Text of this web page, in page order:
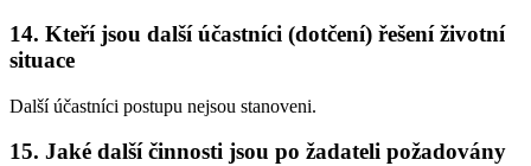
14. Kteří jsou další účastníci (dotčení) řešení životní
situace
Další účastníci postupu nejsou stanoveni.
15. Jaké další činnosti jsou po žadateli požadovány